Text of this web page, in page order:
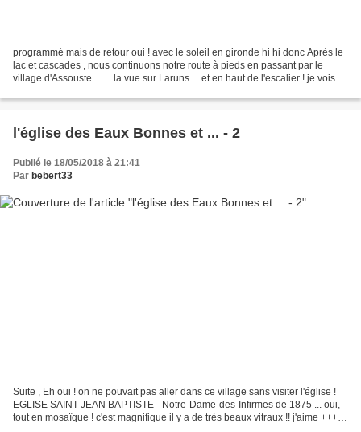
programmé mais de retour oui ! avec le soleil en gironde hi hi donc Après le
lac et cascades , nous continuons notre route à pieds en passant par le
village d'Assouste ... ... la vue sur Laruns ... et en haut de l'escalier ! je vois ...
l'église des Eaux Bonnes et ... - 2
Publié le 18/05/2018 à 21:41
Par bebert33
Suite , Eh oui ! on ne pouvait pas aller dans ce village sans visiter l'église !
EGLISE SAINT-JEAN BAPTISTE - Notre-Dame-des-Infirmes de 1875 ... oui,
tout en mosaïque ! c'est magnifique il y a de très beaux vitraux !! j'aime +++ ...